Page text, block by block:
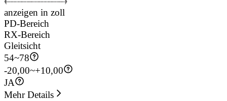
anzeigen in zoll
PD-Bereich
RX-Bereich
Gleitsicht
54~78
-20,00~+10,00
JA
Mehr Details